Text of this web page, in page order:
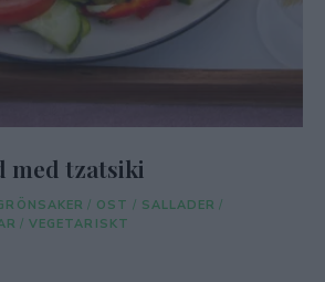
med tzatsiki
/ OST / SALLADER /
/ VEGETARISKT